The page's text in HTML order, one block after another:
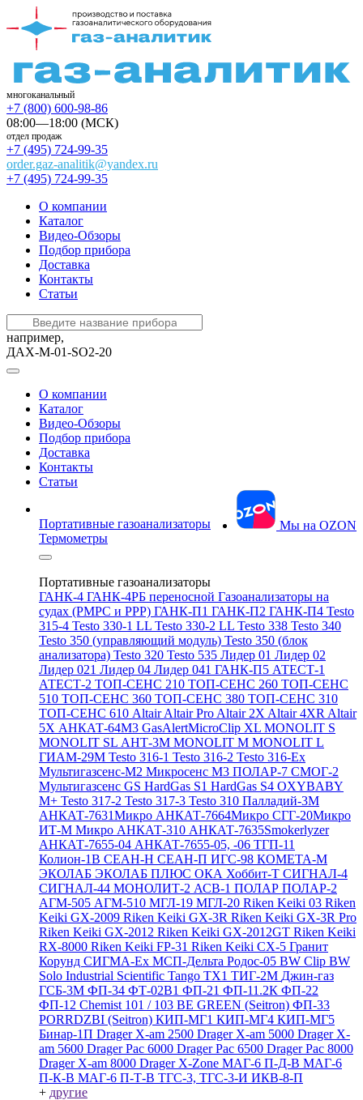
многоканальный
+7 (800) 600-98-86
08:00—18:00 (МСК)
отдел продаж
+7 (495) 724-99-35
order.gaz-analitik@yandex.ru
+7 (495) 724-99-35
О компании
Каталог
Видео-Обзоры
Подбор прибора
Доставка
Контакты
Статьи
например,
ДАХ-М-01-SO2-20
О компании
Каталог
Видео-Обзоры
Подбор прибора
Доставка
Контакты
Статьи
Мы на OZON
Портативные газоанализаторы
Термометры
Портативные газоанализаторы
ГАНК-4 ГАНК-4РБ переносной Газоанализаторы на
судах (РМРС и РРР) ГАНК-П1 ГАНК-П2 ГАНК-П4 Testo
315-4 Testo 330-1 LL Testo 330-2 LL Testo 338 Testo 340
Testo 350 (управляющий модуль) Testo 350 (блок
анализатора) Testo 320 Testo 535 Лидер 01 Лидер 02
Лидер 021 Лидер 04 Лидер 041 ГАНК-П5 АТЕСТ-1
АТЕСТ-2 ТОП-СЕНС 210 ТОП-СЕНС 260 ТОП-СЕНС
510 ТОП-СЕНС 360 ТОП-СЕНС 380 ТОП-СЕНС 310
ТОП-СЕНС 610 AltairAltair Pro Altair 2X Altair 4XR Altair
5X АНКАТ-64М3 GasAlertMicroClip XL MONOLIT S
MONOLIT SL АНТ-3М MONOLIT M MONOLIT L
ГИАМ-29М Testo 316-1 Testo 316-2 Testo 316-Ex
Мультигазсенс-М2 Микросенс М3 ПОЛАР-7 СМОГ-2
Мультигазсенс GS HardGas S1 HardGas S4 OXYBABY
M+ Testo 317-2 Testo 317-3 Testo 310 Палладий-3М
АНКАТ-7631Микро АНКАТ-7664Микро СГГ-20Микро
ИТ-М Микро АНКАТ-310 АНКАТ-7635Smokerlyzer
АНКАТ-7655-04 АНКАТ-7655-05, -06 ТГП-11
Колион-1В СЕАН-Н СЕАН-П ИГС-98 КОМЕТА-М
ЭКОЛАБ ЭКОЛАБ ПЛЮС ОКА Хоббит-Т СИГНАЛ-4
СИГНАЛ-44 МОНОЛИТ-2 АСВ-1 ПОЛАР ПОЛАР-2
АГМ-505 АГМ-510 МГЛ-19 МГЛ-20 Riken Keiki 03 Riken
Keiki GX-2009 Riken Keiki GX-3R Riken Keiki GX-3R Pro
Riken Keiki GX-2012 Riken Keiki GX-2012GT Riken Keiki
RX-8000 Riken Keiki FP-31 Riken Keiki CX-5 Гранит
Корунд СИГМА-Ех МСП-Дельта Родос-05 BW Clip BW
Solo Industrial Scientific Tango TX1 ТИГ-2М Джин-газ
ГСБ-3М ФП-34 ФТ-02В1 ФП-21 ФП-11.2К ФП-22
ФП-12 Chemist 101 / 103 BE GREEN (Seitron) ФП-33
PORRDZBI (Seitron) КИП-МГ1 КИП-МГ4 КИП-МГ5
Бинар-1П Drager X-am 2500 Drager X-am 5000 Drager X-
am 5600 Drager Pac 6000 Drager Pac 6500 Drager Pac 8000
Drager X-am 8000 Drager X-Zone МАГ-6 П-Д-В МАГ-6
П-К-В МАГ-6 П-Т-В ТГС-3, ТГС-3-И ИКВ-8-П
+ другие